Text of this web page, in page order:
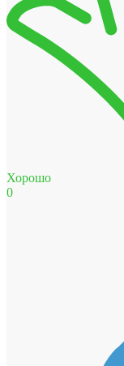
Хорошо
0